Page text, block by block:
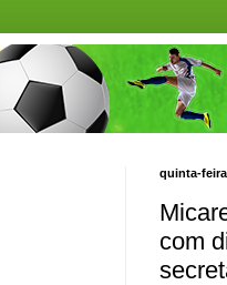
quinta-
com